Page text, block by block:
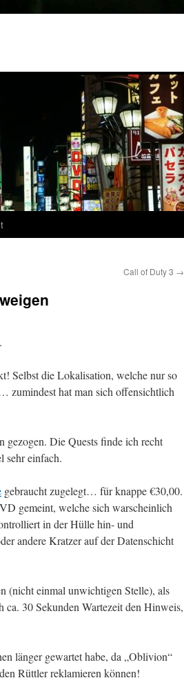
Call of Duty 3 →
Selbst die Lokalisation, welche nur so
zumindest hat man sich offensichtlich
gezogen. Die Quests finde ich recht
sehr einfach.
gebraucht zugelegt… für knappe €30,00.
gemeint, welche sich warscheinlich
in der Hülle hin- und
andere Kratzer auf der Datenschicht
(nicht einmal unwichtigen Stelle), als
30 Sekunden Wartezeit den Hinweis,
länger gewartet habe, da „Oblivion“
Rüttler reklamieren können!